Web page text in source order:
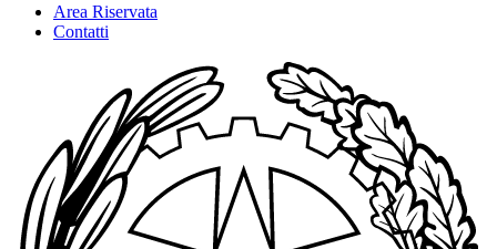
Area Riservata
Contatti